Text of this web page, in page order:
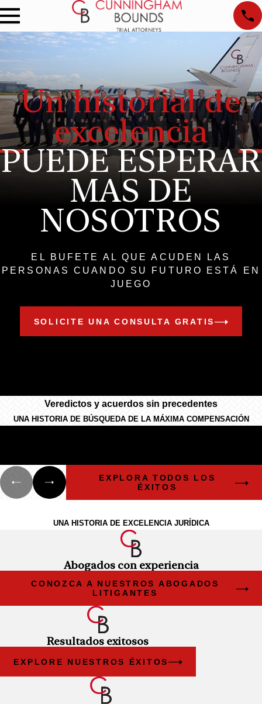
Un historial de
excelencia
PUEDE ESPERAR
MAS DE
NOSOTROS
EL BUFETE AL QUE ACUDEN LAS
PERSONAS CUANDO SU FUTURO ESTÁ EN
JUEGO
SOLICITE UNA CONSULTA GRATIS
Veredictos y acuerdos sin precedentes
UNA HISTORIA DE BÚSQUEDA DE LA MÁXIMA COMPENSACIÓN
EXPLORA TODOS LOS
ÉXITOS
UNA HISTORIA DE EXCELENCIA JURÍDICA
Abogados con experiencia
CONOZCA A NUESTROS ABOGADOS
LITIGANTES
Resultados exitosos
EXPLORE NUESTROS ÉXITOS